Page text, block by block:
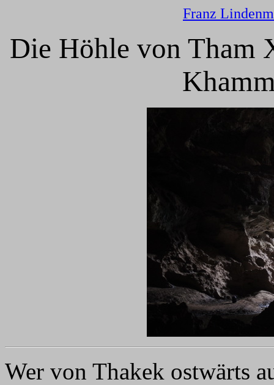
Franz
Die Höhle von Tham
Wer von Thakek ostwärts